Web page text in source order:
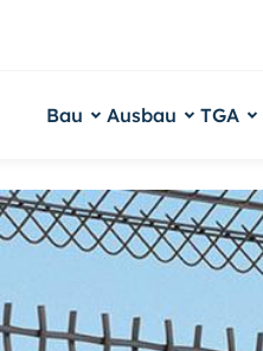
Bau Ausbau TGA